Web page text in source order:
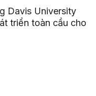
Davis University
triển toàn cầu cho